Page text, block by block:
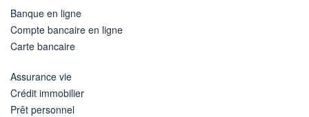
Banque en ligne
Compte bancaire en ligne
Carte bancaire
Assurance vie
Crédit immobilier
Prêt personnel